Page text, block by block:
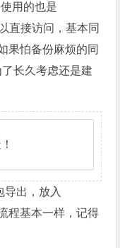
用的也是
直接访问，基本同
果怕备份麻烦的同
长久考虑还是建
导出，放入
程基本一样，记得